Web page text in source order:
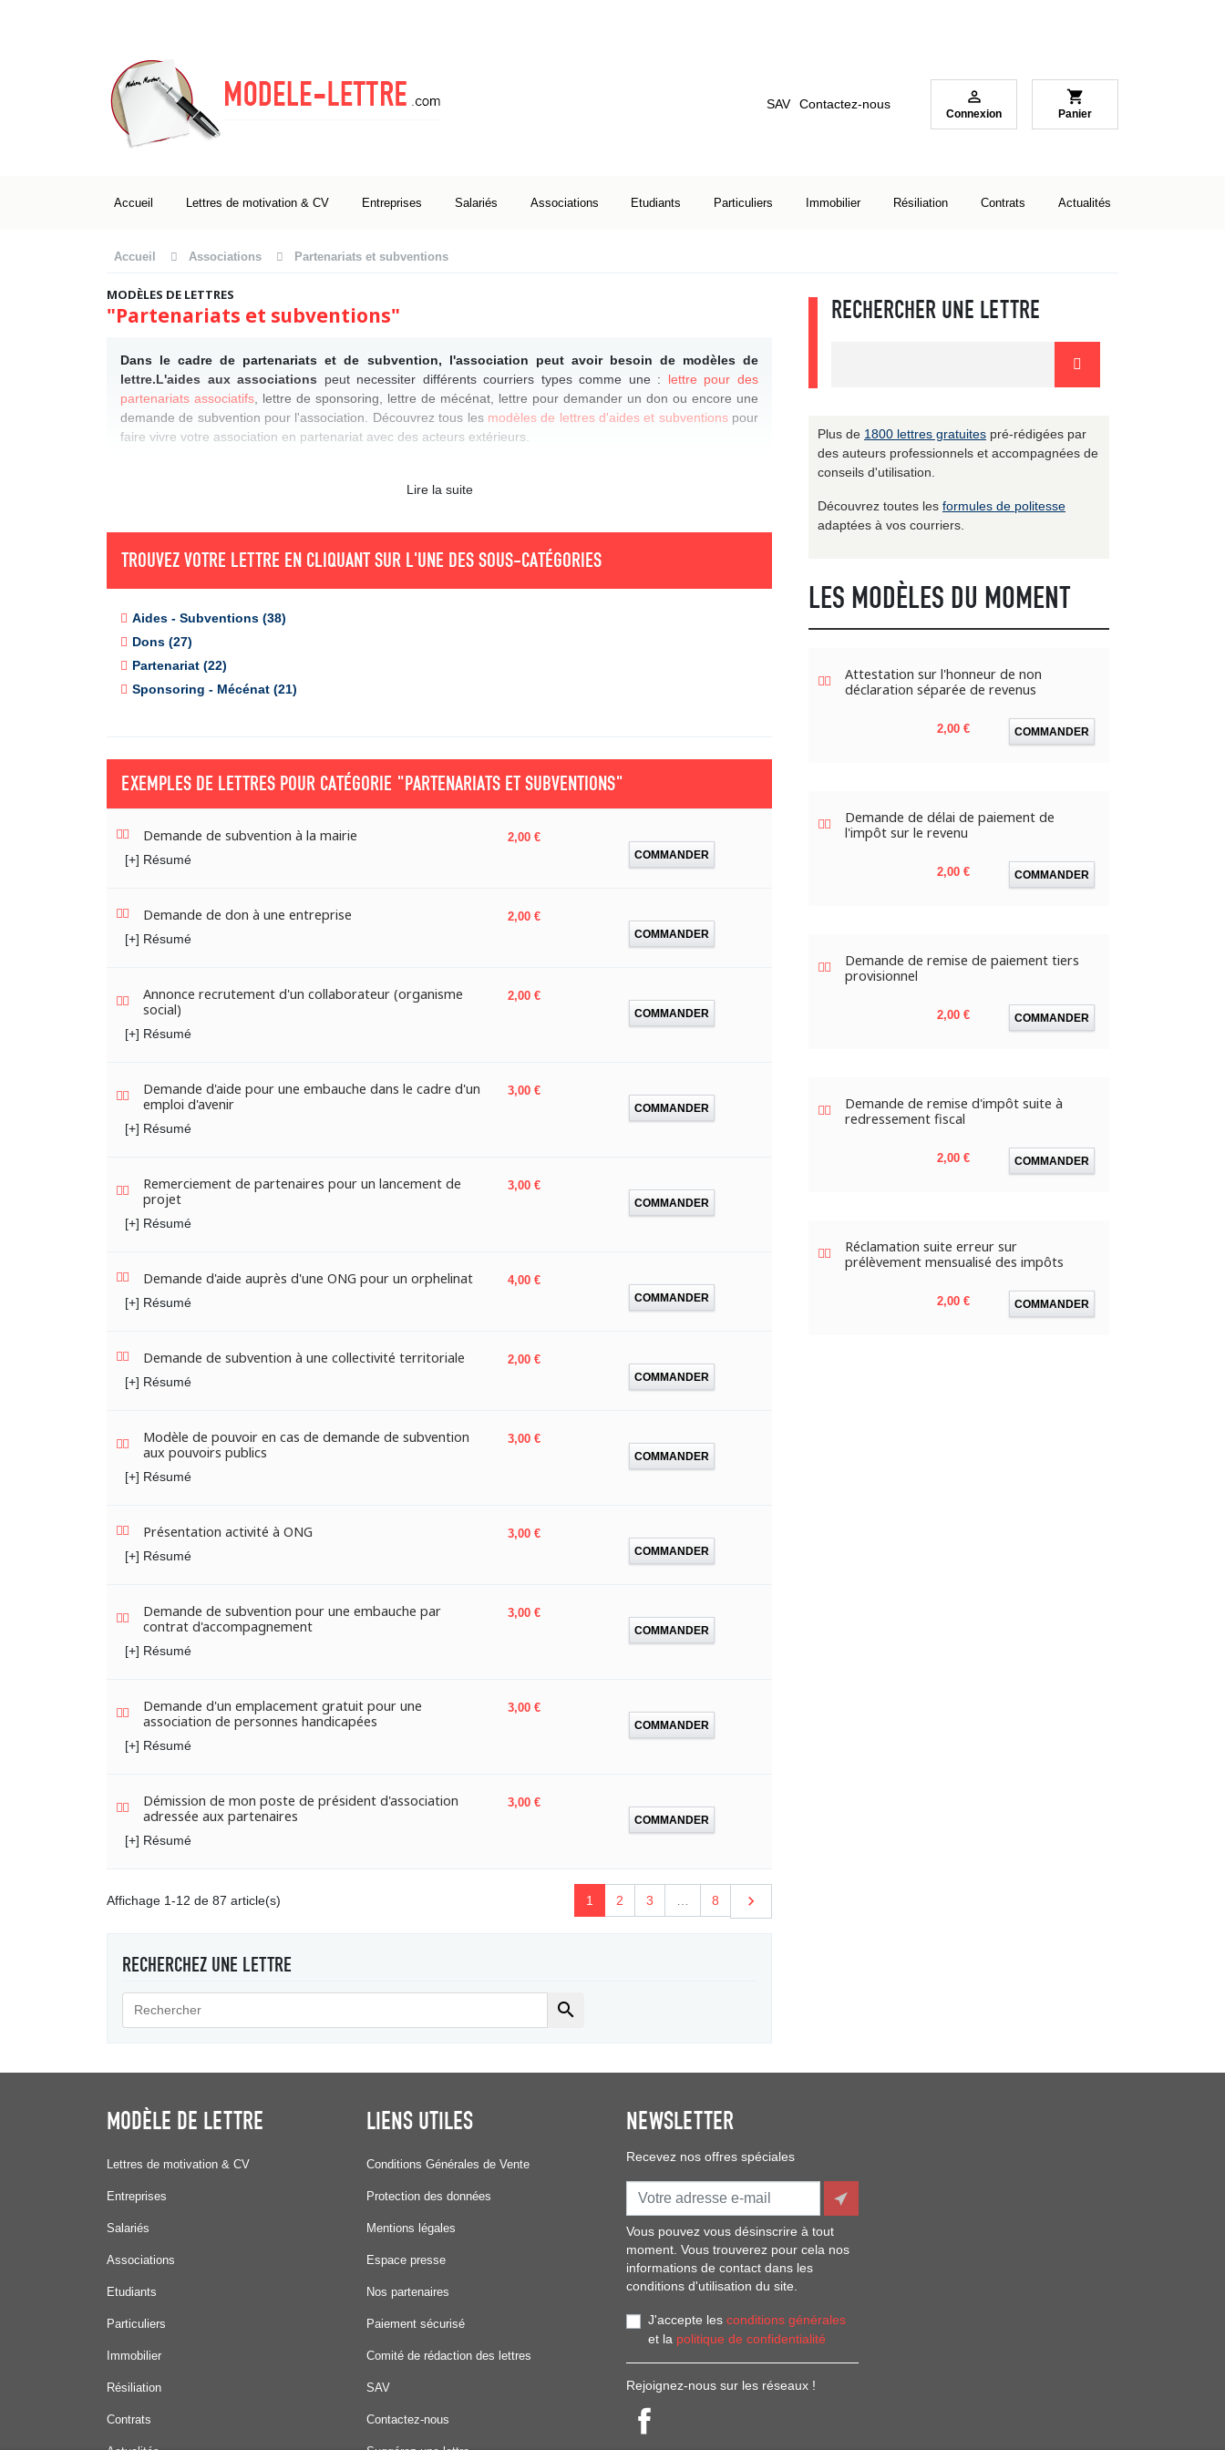
SAV Contactez-nous 
Connexion
shopping_cart
Panier
Accueil Lettres de motivation & CV Entreprises Salariés Associations Etudiants Particuliers Immobilier Résiliation Contrats Actualités
Accueil Associations Partenariats et subventions
MODÈLES DE LETTRES
"Partenariats et subventions"
Dans le cadre de partenariats et de subvention, l'association peut avoir besoin de modèles de
lettre.L'aides aux associations peut necessiter différents courriers types comme une : lettre pour des
partenariats associatifs , lettre de sponsoring, lettre de mécénat, lettre pour demander un don ou encore une
demande de subvention pour l'association. Découvrez tous les modèles de lettres d'aides et subventionspour
faire vivre votre association en partenariat avec des acteurs extérieurs.
Lire la suite
TROUVEZ VOTRE LETTRE EN CLIQUANT SUR L'UNE DES SOUS-CATÉGORIES
Aides - Subventions (38)
Dons (27)
Partenariat (22)
Sponsoring - Mécénat (21)
EXEMPLES DE LETTRES POUR CATÉGORIE "PARTENARIATS ET SUBVENTIONS"
Demande de subvention à la mairie
[+] Résumé
Prix
2,00 €
COMMANDER
Demande de don à une entreprise
[+] Résumé
Prix
2,00 €
COMMANDER
Annonce recrutement d'un collaborateur (organisme
social)
[+] Résumé
Prix
2,00 €
COMMANDER
Demande d'aide pour une embauche dans le cadre d'un
emploi d'avenir
[+] Résumé
Prix
3,00 €
COMMANDER
Remerciement de partenaires pour un lancement de
projet
[+] Résumé
Prix
3,00 €
COMMANDER
Demande d'aide auprès d'une ONG pour un orphelinat
[+] Résumé
Prix
4,00 €
COMMANDER
Demande de subvention à une collectivité territoriale
[+] Résumé
Prix
2,00 €
COMMANDER
Modèle de pouvoir en cas de demande de subvention
aux pouvoirs publics
[+] Résumé
Prix
3,00 €
COMMANDER
Présentation activité à ONG
[+] Résumé
Prix
3,00 €
COMMANDER
Demande de subvention pour une embauche par
contrat d'accompagnement
[+] Résumé
Prix
3,00 €
COMMANDER
Demande d'un emplacement gratuit pour une
association de personnes handicapées
[+] Résumé
Prix
3,00 €
COMMANDER
Démission de mon poste de président d'association
adressée aux partenaires
[+] Résumé
Prix
3,00 €
COMMANDER
Affichage 1-12 de 87 article(s) 1 2 3 8 Suivant

RECHERCHEZ UNE LETTRE

RECHERCHER UNE LETTRE
Plus de 1800 lettres gratuites pré-rédigées par
des auteurs professionnels et accompagnées de
conseils d'utilisation.
Découvrez toutes les formules de politesse
adaptées à vos courriers.
LES MODÈLES DU MOMENT
Attestation sur l'honneur de non
déclaration séparée de revenus
Prix
2,00 € COMMANDER
Demande de délai de paiement de
l'impôt sur le revenu
Prix
2,00 € COMMANDER
Demande de remise de paiement tiers
provisionnel
Prix
2,00 € COMMANDER
Demande de remise d'impôt suite à
redressement fiscal
Prix
2,00 € COMMANDER
Réclamation suite erreur sur
prélèvement mensualisé des impôts
Prix
2,00 € COMMANDER
MODÈLE DE LETTRE
Lettres de motivation & CV
Entreprises
Salariés
Associations
Etudiants
Particuliers
Immobilier
Résiliation
Contrats
LIENS UTILES
Conditions Générales de Vente
Protection des données
Mentions légales
Espace presse
Nos partenaires
Paiement sécurisé
Comité de rédaction des lettres
SAV
Contactez-nous
NEWSLETTER
Recevez nos offres spéciales
Vous pouvez vous désinscrire à tout
moment. Vous trouverez pour cela nos
informations de contact dans les
conditions d'utilisation du site.
J'accepte les conditions générales
et la politique de confidentialité
Rejoignez-nous sur les réseaux !